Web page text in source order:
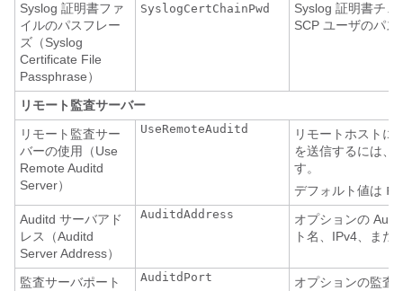
Syslog 証明書ファ
イルのパスフレー
ズ（Syslog
Certificate File
Passphrase）
SyslogCertChainPwd
Syslog 証明書チ
SCP ユーザのパス
リモート監査サーバー
リモート監査サー
バーの使用（Use
Remote Auditd
Server）
UseRemoteAuditd
リモートホストに
を送信するには、
す。
デフォルト値は
Auditd サーバアド
レス（Auditd
Server Address）
AuditdAddress
オプションの
ト名、IPv4、また
監査サーバポート
AuditdPort
オプションの監査